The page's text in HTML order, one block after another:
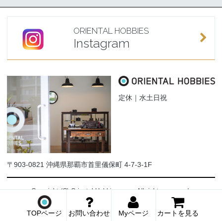
TOPページ お問い合わせ Myページ カートを見る
ORIENTAL HOBBIES
Instagram
定休｜水土日祝
〒903-0821 沖縄県那覇市首里儀保町 4-7-3-1F
Copyright (C) Oriental-Hobbies.com. All rights reserved.